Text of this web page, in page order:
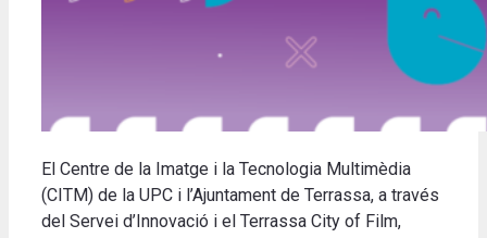
El Centre de la Imatge i la Tecnologia Multimèdia
(CITM) de la UPC i l’Ajuntament de Terrassa, a través
del Servei d’Innovació i el Terrassa City of Film,